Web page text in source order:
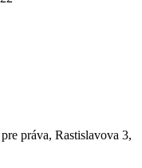
práva, Rastislavova 3,